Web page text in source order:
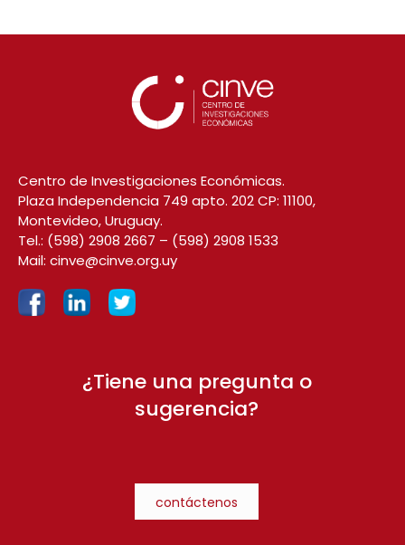
Centro de Investigaciones Económicas.
Plaza Independencia 749 apto. 202 CP: 11100,
Montevideo, Uruguay.
Tel.: (598) 2908 2667 – (598) 2908 1533
Mail: cinve@cinve.org.uy
¿Tiene una pregunta o
sugerencia?
contáctenos